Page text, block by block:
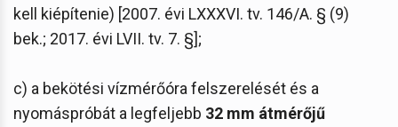
kell kiépítenie) [2007. évi LXXXVI. tv. 146/A. § (9)
bek.; 2017. évi LVII. tv. 7. §];
c) a bekötési vízmérőóra felszerelését és a
nyomáspróbát a legfeljebb 32 mm átmérőjű